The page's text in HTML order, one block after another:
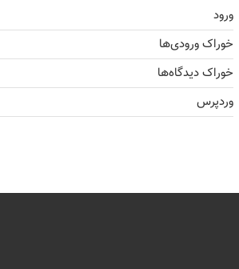
ورود
خوراک ورودی‌ها
خوراک دیدگاه‌ها
وردپرس